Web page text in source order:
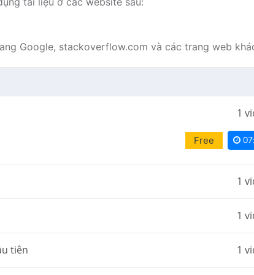
Google, stackoverflow.com và các trang web
1
Free
1
1
tiên 1